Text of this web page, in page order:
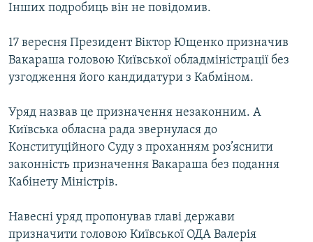
РУС
ДОЛУЧАЙСЯ!
Усі сайти RFE/RL
Інших подробиць він не повідомив.
17 вересня Президент Віктор Ющенко призначив
Вакараша головою Київської обладміністрації без
узгодження його кандидатури з Кабміном.
Уряд назвав це призначення незаконним. А
Київська обласна рада звернулася до
Конституційного Суду з проханням роз’яснити
законність призначення Вакараша без подання
Кабінету Міністрів.
Навесні уряд пропонував главі держави
призначити головою Київської ОДА Валерія